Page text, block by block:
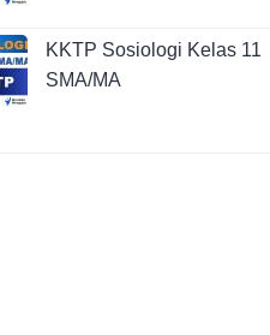
KKTP Sosiologi Kelas 11
SMA/MA